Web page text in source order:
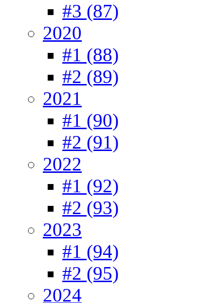
#3 (87)
2020
#1 (88)
#2 (89)
2021
#1 (90)
#2 (91)
2022
#1 (92)
#2 (93)
2023
#1 (94)
#2 (95)
2024